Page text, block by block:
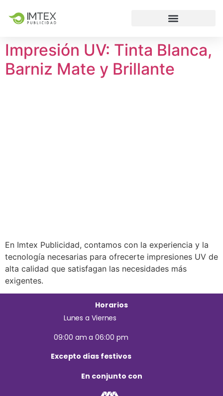
Impresión UV: Tinta Blanca,
Barniz Mate y Brillante
En Imtex Publicidad, contamos con la experiencia y la
tecnología necesarias para ofrecerte impresiones UV de
alta calidad que satisfagan las necesidades más
exigentes.
Horarios
Lunes a Viernes
09:00 am a 06:00 pm
Excepto días festivos
En conjunto con